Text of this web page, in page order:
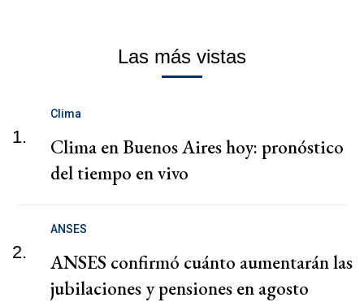
Las más vistas
1.
Clima
Clima en Buenos Aires hoy: pronóstico
del tiempo en vivo
2.
ANSES
ANSES confirmó cuánto aumentarán las
jubilaciones y pensiones en agosto